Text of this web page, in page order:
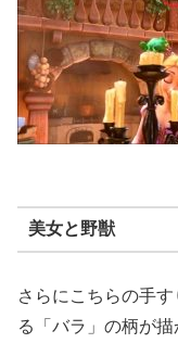
美女と野獣
さらにこちらの手
る「バラ」の柄が描